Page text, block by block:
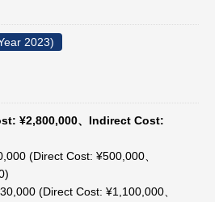
2023)
¥2,800,000、Indirect Cost:
(Direct Cost: ¥500,000、
(Direct Cost: ¥1,100,000、